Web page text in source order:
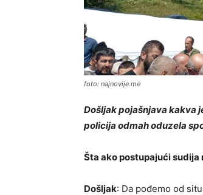
foto: najnovije.me
Došljak pojašnjava kakva
policija odmah oduzela
Šta ako postupajući
Došljak: Da pođemo od